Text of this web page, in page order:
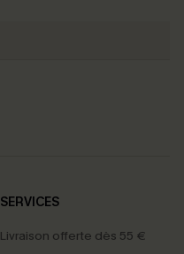
SERVICES
Livraison offerte dès 55 €